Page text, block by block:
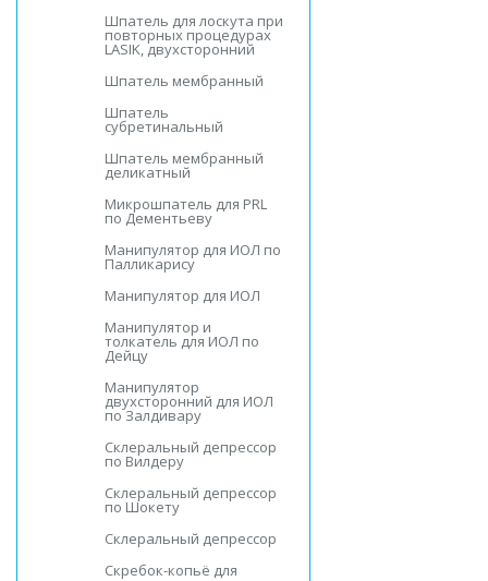
Шпатель для лоскута при
повторных процедурах
LASIK, двухсторонний
Шпатель мембранный
Шпатель
субретинальный
Шпатель мембранный
деликатный
Микрошпатель для PRL
по Дементьеву
Манипулятор для ИOЛ по
Палликарису
Манипулятор для ИOЛ
Манипулятор и
толкатель для ИOЛ по
Дейцу
Манипулятор
двухсторонний для ИOЛ
по Залдивару
Склеральный депрессор
по Вилдеру
Склеральный депрессор
по Шокету
Склеральный депрессор
Скребок-копьё для